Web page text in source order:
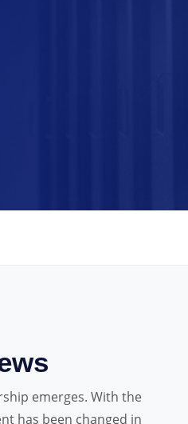
emerges. With the
has been changed in